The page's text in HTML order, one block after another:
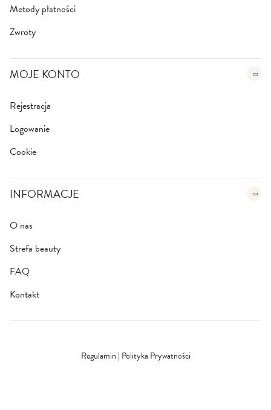
Metody płatności
Zwroty
MOJE KONTO
Rejestracja
Logowanie
Cookie
INFORMACJE
O nas
Strefa beauty
FAQ
Kontakt
Regulamin | Polityka Prywatności